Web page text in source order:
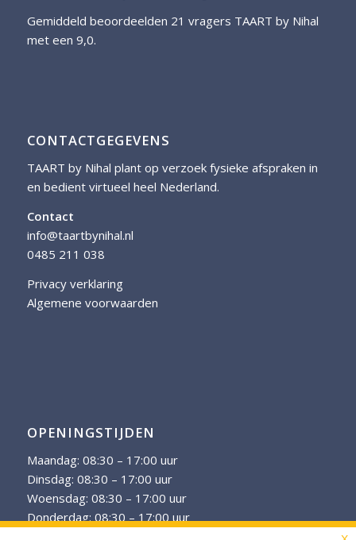
Gemiddeld beoordeelden 21 vragers TAART by Nihal
met een 9,0.
CONTACTGEGEVENS
TAART by Nihal plant op verzoek fysieke afspraken in
en bedient virtueel heel Nederland.
Contact
info@taartbynihal.nl
0485 211 038
Privacy verklaring
Algemene voorwaarden
OPENINGSTIJDEN
Maandag: 08:30 – 17:00 uur
Dinsdag: 08:30 – 17:00 uur
Woensdag: 08:30 – 17:00 uur
Donderdag: 08:30 – 17:00 uur